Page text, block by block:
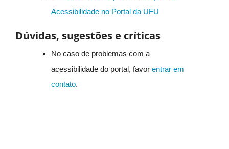
Acessibilidade no Portal da UFU
Dúvidas, sugestões e críticas
No caso de problemas com a
acessibilidade do portal, favor entrar em
contato.